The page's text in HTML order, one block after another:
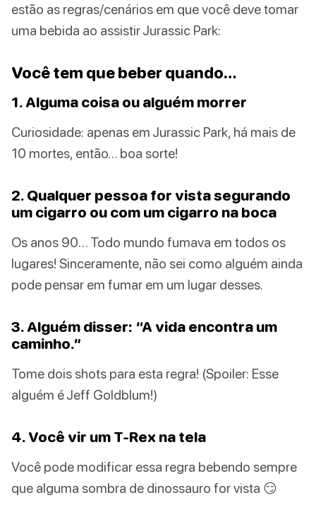
estão as regras/cenários em que você deve tomar
uma bebida ao assistir Jurassic Park:
Você tem que beber quando…
1. Alguma coisa ou alguém morrer
Curiosidade: apenas em Jurassic Park, há mais de
10 mortes, então… boa sorte!
2. Qualquer pessoa for vista segurando
um cigarro ou com um cigarro na boca
Os anos 90… Todo mundo fumava em todos os
lugares! Sinceramente, não sei como alguém ainda
pode pensar em fumar em um lugar desses.
3. Alguém disser: “A vida encontra um
caminho.”
Tome dois shots para esta regra! (Spoiler: Esse
alguém é Jeff Goldblum!)
4. Você vir um T-Rex na tela
Você pode modificar essa regra bebendo sempre
que alguma sombra de dinossauro for vista 😏